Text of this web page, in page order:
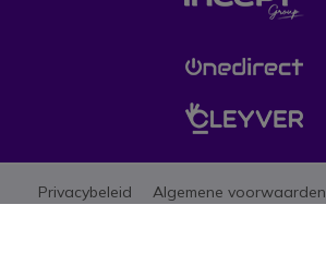
Privacybeleid Algemene voorwaarden